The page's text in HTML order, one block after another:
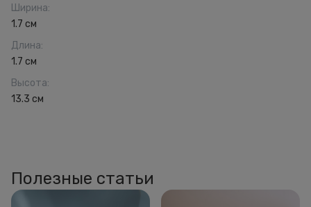
Ширина:
1.7 см
Длина:
1.7 см
Высота:
13.3 см
Полезные статьи